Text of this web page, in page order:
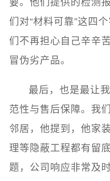
要。他们提供的检测
们对“材料可靠”这四
们不再担心自己辛辛
冒伪劣产品。
最后，也是最让
范性与售后保障。我
邻居，他提到，他家
理等隐蔽工程都有留
题，公司响应非常及